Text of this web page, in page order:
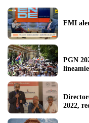
FMI
PGN
2022,